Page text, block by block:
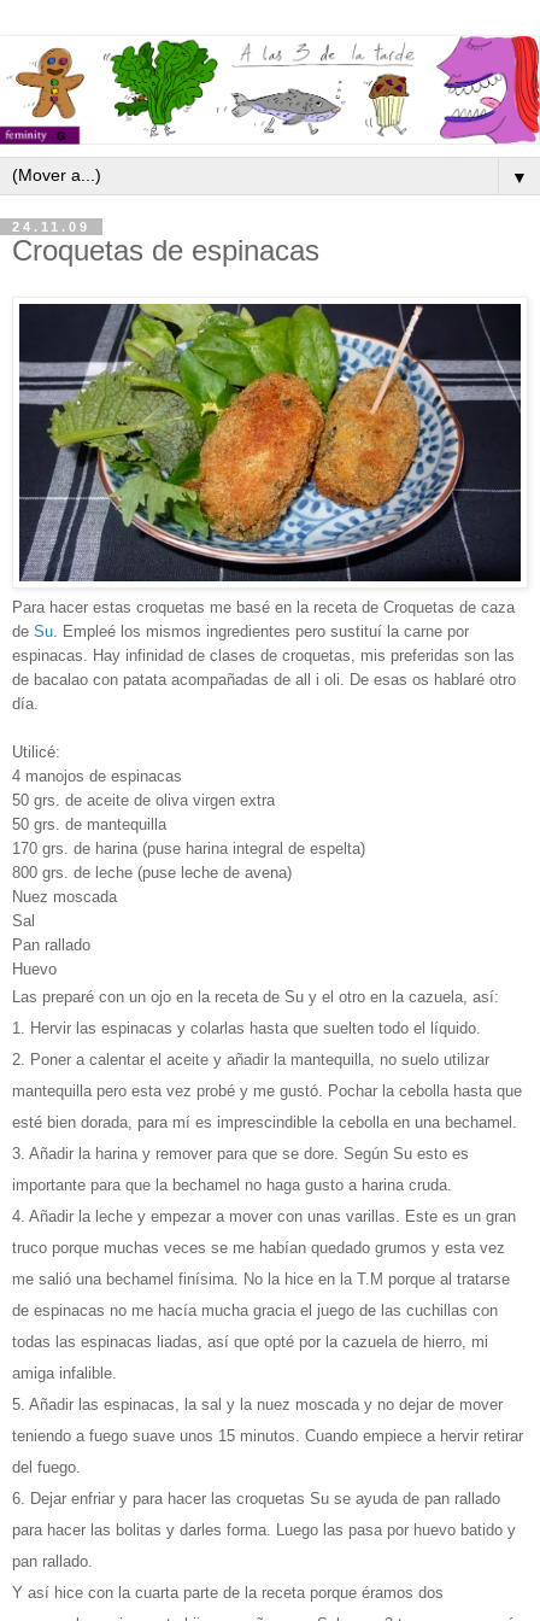
▼
24.11.09
Croquetas de espinacas
Para hacer estas croquetas me basé en la receta de Croquetas de caza
de Su. Empleé los mismos ingredientes pero sustituí la carne por
espinacas. Hay infinidad de clases de croquetas, mis preferidas son las
de bacalao con patata acompañadas de all i oli. De esas os hablaré otro
día.
Utilicé:
4 manojos de espinacas
50 grs. de aceite de oliva virgen extra
50 grs. de mantequilla
170 grs. de harina (puse harina integral de espelta)
800 grs. de leche (puse leche de avena)
Nuez moscada
Sal
Pan rallado
Huevo
Las preparé con un ojo en la receta de Su y el otro en la cazuela, así:
1. Hervir las espinacas y colarlas hasta que suelten todo el líquido.
2. Poner a calentar el aceite y añadir la mantequilla, no suelo utilizar
mantequilla pero esta vez probé y me gustó. Pochar la cebolla hasta que
esté bien dorada, para mí es imprescindible la cebolla en una bechamel.
3. Añadir la harina y remover para que se dore. Según Su esto es
importante para que la bechamel no haga gusto a harina cruda.
4. Añadir la leche y empezar a mover con unas varillas. Este es un gran
truco porque muchas veces se me habían quedado grumos y esta vez
me salió una bechamel finísima. No la hice en la T.M porque al tratarse
de espinacas no me hacía mucha gracia el juego de las cuchillas con
todas las espinacas liadas, así que opté por la cazuela de hierro, mi
amiga infalible.
5. Añadir las espinacas, la sal y la nuez moscada y no dejar de mover
teniendo a fuego suave unos 15 minutos. Cuando empiece a hervir retirar
del fuego.
6. Dejar enfriar y para hacer las croquetas Su se ayuda de pan rallado
para hacer las bolitas y darles forma. Luego las pasa por huevo batido y
pan rallado.
Y así hice con la cuarta parte de la receta porque éramos dos